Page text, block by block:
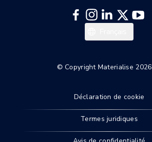
Deutsch
© Copyright Materialise 2026
Déclaration de cookie
Termes juridiques